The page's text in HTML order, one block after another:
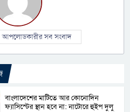
আপলোডকারীর সব সংবাদ
বাংলাদেশের মাটিতে আর কোনোদিন
ফ্যাসিস্টের স্থান হবে না: নাটোরে হুইপ দুলু